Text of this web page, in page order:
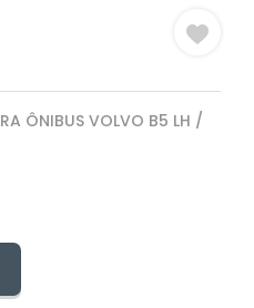
ÔNIBUS VOLVO B5 LH /